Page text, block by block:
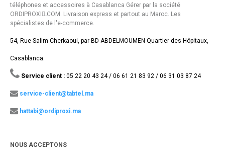
téléphones et accessoires à Casablanca Gérer par la société
ORDIPROXI.ِCOM. Livraison express et partout au Maroc. Les
spécialistes de l'e-commerce.
54, Rue Salim Cherkaoui, par BD ABDELMOUMEN Quartier des Hôpitaux,
Casablanca.
Service client : 05 22 20 43 24 / 06 61 21 83 92 / 06 31 03 87 24
service-client@tabtel.ma
hattabi@ordiproxi.ma
NOUS ACCEPTONS